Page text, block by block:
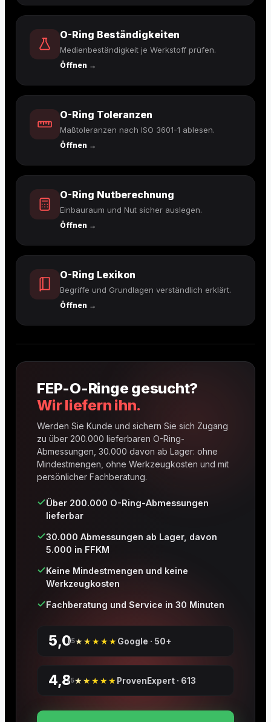
O-Ring Beständigkeiten
Medienbeständigkeit je Werkstoff prüfen.
Öffnen →
O-Ring Toleranzen
Maßtoleranzen nach ISO 3601-1 ablesen.
Öffnen →
O-Ring Nutberechnung
Einbauraum und Nut sicher auslegen.
Öffnen →
O-Ring Lexikon
Begriffe und Grundlagen verständlich erklärt.
Öffnen →
FEP-O-Ringe gesucht?
Wir liefern ihn.
Werden Sie Kunde und sichern Sie sich Zugang
zu über 200.000 lieferbaren O-Ring-
Abmessungen, 30.000 davon ab Lager: ohne
Mindestmengen, ohne Werkzeugkosten und mit
persönlicher Fachberatung.
Über 200.000 O-Ring-Abmessungen
lieferbar
30.000 Abmessungen ab Lager, davon
5.000 in FFKM
Keine Mindestmengen und keine
Werkzeugkosten
Fachberatung und Service in 30 Minuten
5,0/5★★★★★Google · 50+
4,8/5★★★★★ProvenExpert · 613